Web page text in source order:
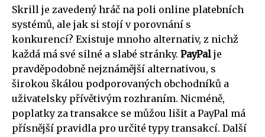
Skrill je zavedený hráč na poli online platebních
systémů, ale jak si stojí v porovnání s
konkurencí? Existuje mnoho alternativ, z nichž
každá má své silné a slabé stránky. PayPal je
pravděpodobně nejznámější alternativou, s
širokou škálou podporovaných obchodníků a
uživatelsky přívětivým rozhraním. Nicméně,
poplatky za transakce se můžou lišit a PayPal má
přísnější pravidla pro určité typy transakcí. Další